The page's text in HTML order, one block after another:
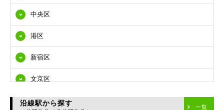
中央区
港区
新宿区
文京区
台東区
沿線駅から探す 一覧